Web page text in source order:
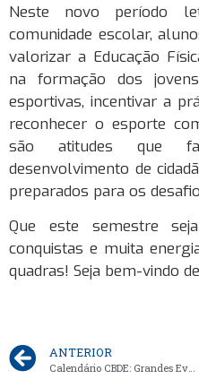
Neste novo período
comunidade escolar,
valorizar a Educação
na formação dos
esportivas, incentivar a
reconhecer o esporte
são atitudes que
desenvolvimento de
preparados para os
Que este semestre
conquistas e muita
quadras! Seja bem-vindo
ANTERIOR
Calendário CBDE: Grandes Eventos do Esporte Escolar em 2025